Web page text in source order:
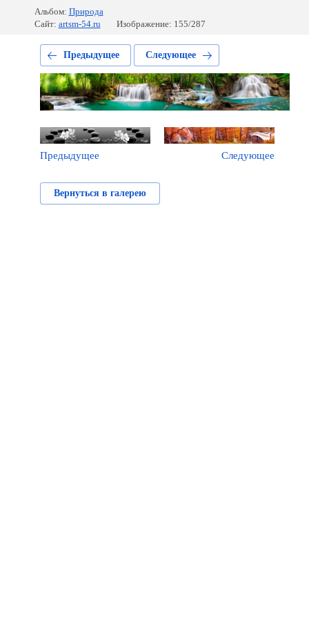
Альбом: Природа
Сайт: artsm-54.ru Изображение: 155/287
Предыдущее Следующее
Предыдущее Следующее
Вернуться в галерею